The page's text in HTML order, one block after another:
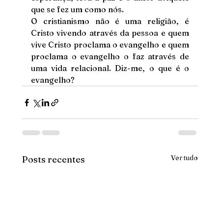
que se fez um como nós.
O cristianismo não é uma religião, é
Cristo vivendo através da pessoa e quem
vive Cristo proclama o evangelho e quem
proclama o evangelho o faz através de
uma vida relacional. Diz-me, o que é o
evangelho?
Posts recentes Ver tudo